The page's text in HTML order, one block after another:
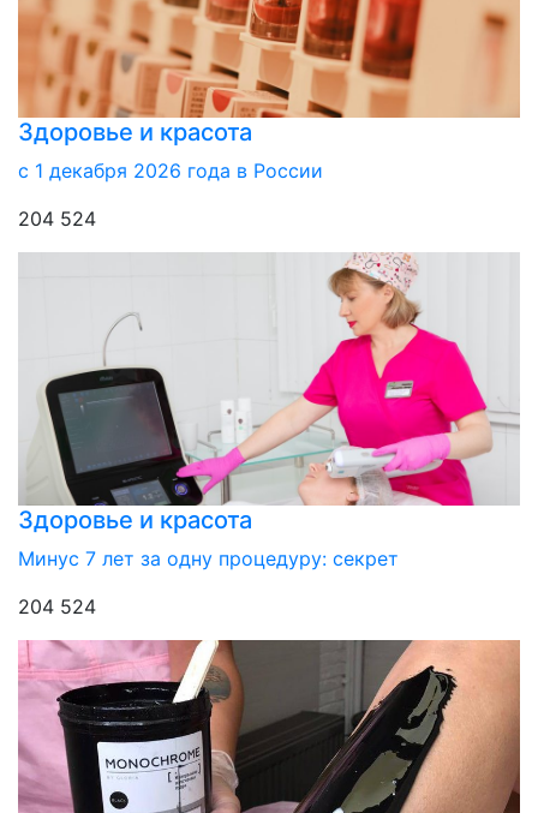
Здоровье и красота
с 1 декабря 2026 года в России
204 524
Здоровье и красота
Минус 7 лет за одну процедуру: секрет
204 524